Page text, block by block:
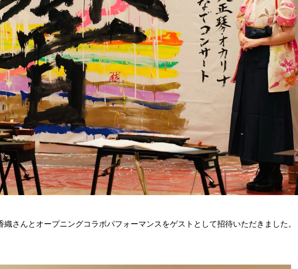
さんとオープニングコラボパフォーマンスをゲストとして招待いただきました。